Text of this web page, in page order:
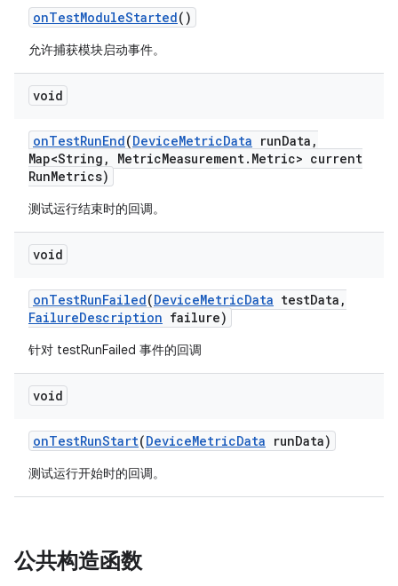
onTestModuleStarted()
允许捕获模块启动事件。
void
onTestRunEnd(DeviceMetricData runData ,
Map<String , MetricMeasurement. Metric> current
RunMetrics)
测试运行结束时的回调。
void
onTestRunFailed(DeviceMetricData testData ,
FailureDescription failure)
针对 testRunFailed 事件的回调
void
onTestRunStart(DeviceMetricData runData)
测试运行开始时的回调。
公共构造函数